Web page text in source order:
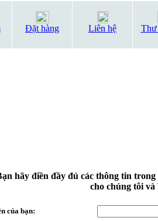
Đặt hàng Liên hệ Thư
hãy điền đầy đủ các thông tin
cho chúng tôi
của bạn: